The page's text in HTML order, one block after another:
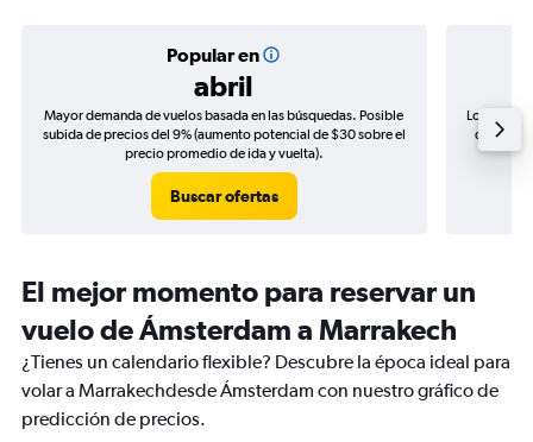
Popular en
abril
Mayor demanda de vuelos basada en las búsquedas. Posible
subida de precios del 9% (aumento potencial de $30 sobre el
precio promedio de ida y vuelta).
Buscar ofertas
Los
de
El mejor momento para reservar un
vuelo de Ámsterdam a Marrakech
¿Tienes un calendario flexible? Descubre la época ideal para
volar a Marrakechdesde Ámsterdam con nuestro gráfico de
predicción de precios.